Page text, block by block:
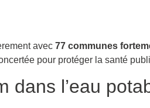
avec 77 communes
pour protéger la santé
dans l’eau